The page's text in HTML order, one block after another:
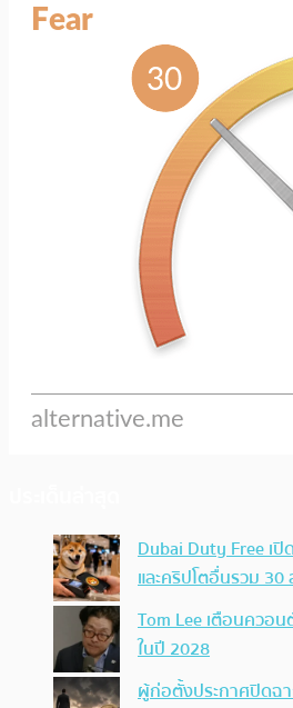
Dubai Duty Free เปิ
และคริปโตอื่นรวม 30
Tom Lee เตือนควอน
ในปี 2028
ผู้ก่อตั้งประกาศปิดฉ